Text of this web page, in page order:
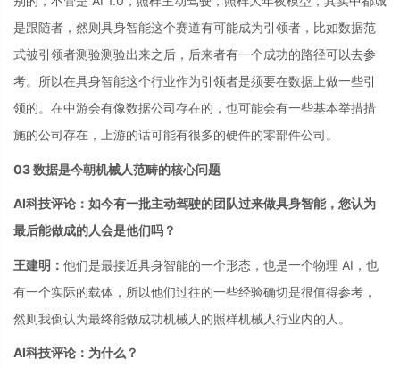
是跟随者，然则具身智能这个赛道有可能成为引领者，比如数据范
式被引领者测验测验出来之后，后来者有一个成功的路径可以去参
考。所以在具身智能这个行业作为引领者是须要在数据上做一些引
领的。在中游会有像数据公司存在的，也可能会有一些基本举措措
施的公司存在，上游的话可能有很多的硬件的零部件公司。
03 数据是今朝机械人范畴的核心问题
AI科技评论：如今有一批主动驾驶的团队过来做具身智能，您认为
最后能做成的人会是他们吗？
王建明： 他们是最接近具身智能的一个形态，也是一个物理 AI，也
有一个实际的载体，所以他们过往的一些经验确切是很值得参考，
然则我倒认为最终能做成功机械人的照样机械人行业内的人。
AI科技评论：为什么？